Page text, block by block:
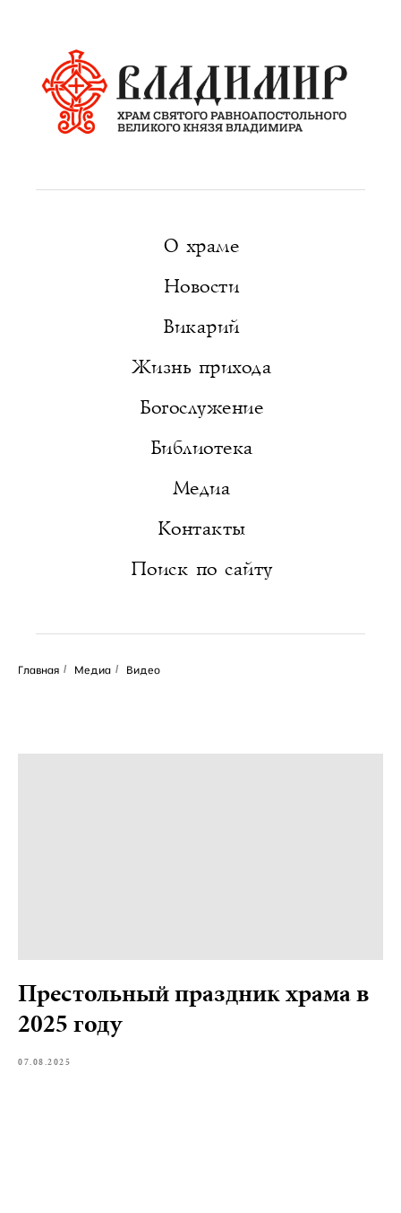
О храме
Новости
Викарий
Жизнь прихода
Богослужение
Библиотека
Медиа
Контакты
Поиск по сайту
Главная / Медиа / Видео
Престольный праздник храма в
2025 году
07.08.2025